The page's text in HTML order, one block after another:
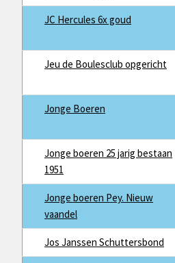
JC Hercules 6x goud
Jeu de Boulesclub opgericht
Jonge Boeren
Jonge boeren 25 jarig bestaan
1951
Jonge boeren Pey. Nieuw
vaandel
Jos Janssen Schuttersbond